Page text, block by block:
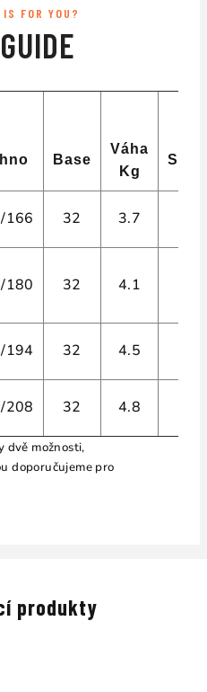
FOR YOU?
Base
Váha
Kg
Spiry
166 32 3.7
180 32 4.1
194 32 4.5
208 32 4.8
dvě možnosti,
doporučujeme pro
produkty